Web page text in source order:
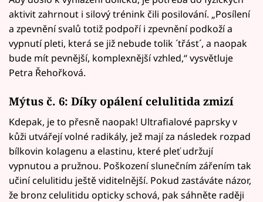
aktivit zahrnout i silový trénink čili posilování. „Posílení
a zpevnění svalů totiž podpoří i zpevnění podkoží a
vypnutí pleti, která se již nebude tolik ´třást´, a naopak
bude mít pevnější, komplexnější vzhled,“ vysvětluje
Petra Řehořková.
Mýtus č. 6: Díky opálení celulitida zmizí
Kdepak, je to přesně naopak! Ultrafialové paprsky v
kůži utvářejí volné radikály, jež mají za následek rozpad
bílkovin kolagenu a elastinu, které pleť udržují
vypnutou a pružnou. Poškození slunečním zářením tak
učiní celulitidu ještě viditelnější. Pokud zastáváte názor,
že bronz celulitidu opticky schová, pak sáhněte raději